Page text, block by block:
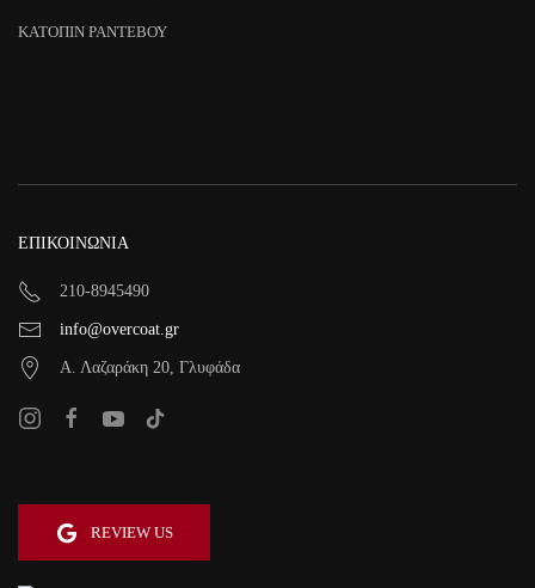
ΚΑΤΟΠΙΝ ΡΑΝΤΕΒΟΥ
ΕΠΙΚΟΙΝΩΝΙΑ
210-8945490
info@overcoat.gr
Α. Λαζαράκη 20, Γλυφάδα
REVIEW US